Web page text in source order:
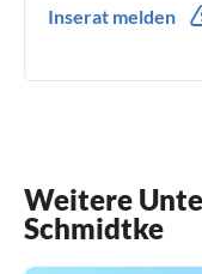
Inserat melden
Weitere
Schmidtke